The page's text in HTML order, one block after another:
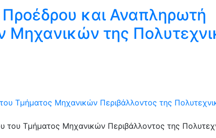
και Αναπληρωτή
Μηχανικών της
Τμήματος Μηχανικών Περιβάλλοντος της